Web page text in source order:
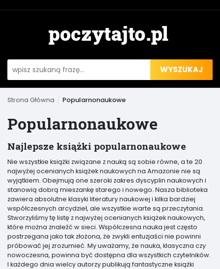
WYSZUKAJ
Strona Główna Popularnonaukowe
Popularnonaukowe
Najlepsze książki popularnonaukowe
Nie wszystkie książki związane z nauką są sobie równe, a te 20
najwyżej ocenianych książek naukowych na Amazonie nie są
wyjątkiem. Obejmują one szeroki zakres dyscyplin naukowych i
stanowią dobrą mieszankę starego i nowego. Nasza biblioteka
zawiera absolutne klasyki literatury naukowej i kilka bardziej
współczesnych arcydzieł, ale wszystkie warte są przeczytania.
Stworzyliśmy tę listę z najwyżej ocenianych książek naukowych,
które można znaleźć w sieci. Współczesna nauka jest często
postrzegana jako tak złożona, że zwykli entuzjaści nie powinni
próbować jej zrozumieć. My uważamy, że nauka, klasyczna czy
nowoczesna, powinna być dostępna dla wszystkich czytelników.
I każdego dnia wielcy autorzy publikują fantastyczne książki